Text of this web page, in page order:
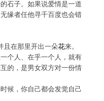
石子。如果说爱情是一道
缘者任他寻千百度也会错
且在那里开出一朵花来。
个人、在乎一个人，就有
的，是男女双方对一份情
候，你自己都会发觉自己